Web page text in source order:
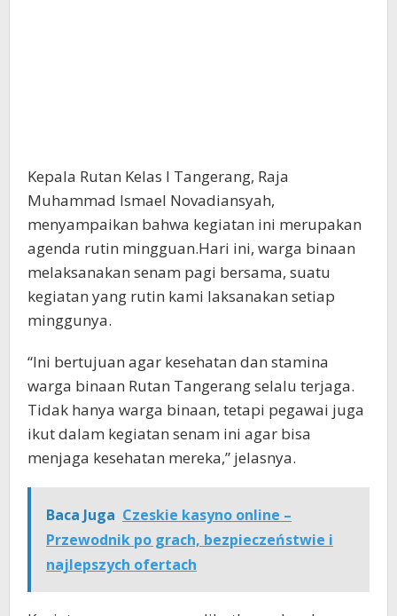
Kepala Rutan Kelas I Tangerang, Raja
Muhammad Ismael Novadiansyah,
menyampaikan bahwa kegiatan ini merupakan
agenda rutin mingguan.Hari ini, warga binaan
melaksanakan senam pagi bersama, suatu
kegiatan yang rutin kami laksanakan setiap
minggunya.
“Ini bertujuan agar kesehatan dan stamina
warga binaan Rutan Tangerang selalu terjaga.
Tidak hanya warga binaan, tetapi pegawai juga
ikut dalam kegiatan senam ini agar bisa
menjaga kesehatan mereka,” jelasnya.
Baca Juga Czeskie kasyno online –
Przewodnik po grach, bezpieczeństwie i
najlepszych ofertach